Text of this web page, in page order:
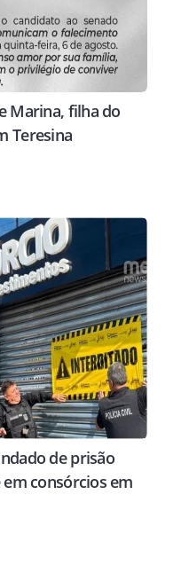
Marina, filha do
Teresina
de prisão
consórcios em